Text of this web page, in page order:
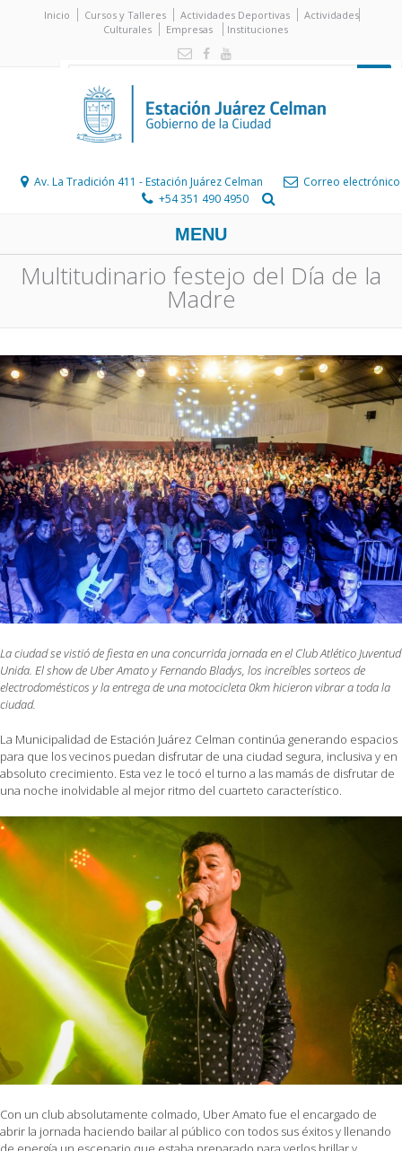
Inicio Cursos y Talleres Actividades Deportivas
Actividades
Culturales
Empresas Instituciones
Av. La Tradición 411 - Estación Juárez Celman
Correo electrónico
+54 351 490 4950
MENU
Multitudinario festejo del Día de la
Madre
La ciudad se vistió de fiesta en una concurrida jornada en el Club Atlético Juventud
Unida. El show de Uber Amato y Fernando Bladys, los increíbles sorteos de
electrodomésticos y la entrega de una motocicleta 0km hicieron vibrar a toda la
ciudad.
La Municipalidad de Estación Juárez Celman continúa generando espacios
para que los vecinos puedan disfrutar de una ciudad segura, inclusiva y en
absoluto crecimiento. Esta vez le tocó el turno a las mamás de disfrutar de
una noche inolvidable al mejor ritmo del cuarteto característico.
Con un club absolutamente colmado, Uber Amato fue el encargado de
abrir la jornada haciendo bailar al público con todos sus éxitos y llenando